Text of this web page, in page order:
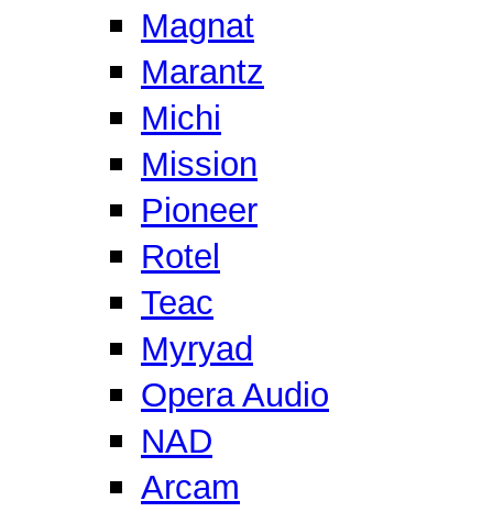
Magnat
Marantz
Michi
Mission
Pioneer
Rotel
Teac
Myryad
Opera Audio
NAD
Arcam